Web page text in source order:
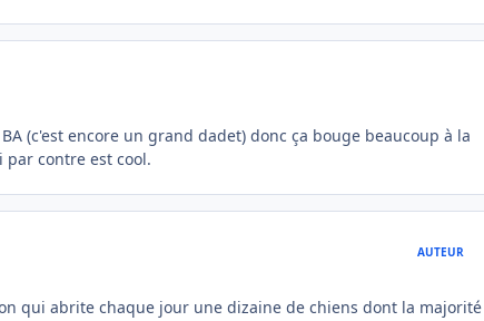
(c'est encore un grand dadet) donc ça bouge beaucoup à la
par contre est cool.
AUTEUR
qui abrite chaque jour une dizaine de chiens dont la